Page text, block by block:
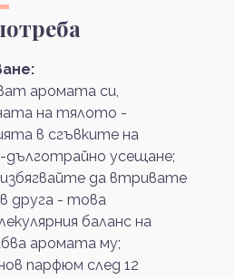
аромата си,
на тялото -
в сгъвките на
дълготрайно усещане;
избягвайте да втривате
друга - това
баланс на
аромата му;
парфюм след 12